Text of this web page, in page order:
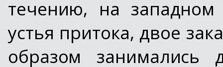
течению, на
устья притока, двое
образом